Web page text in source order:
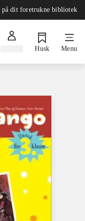
dit foretrukne bibliotek
Husk Menu